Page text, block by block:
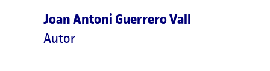
Joan Antoni Guerrero Vall
Autor